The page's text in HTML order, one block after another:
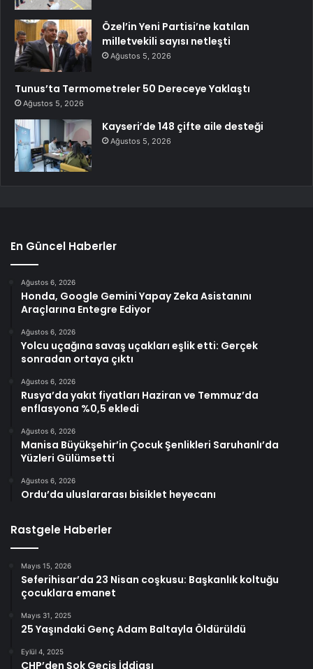
Özel’in Yeni Partisi’ne katılan
milletvekili sayısı netleşti
Ağustos 5, 2026
Tunus’ta Termometreler 50 Dereceye Yaklaştı
Ağustos 5, 2026
Kayseri’de 148 çifte aile desteği
Ağustos 5, 2026
En Güncel Haberler
Ağustos 6, 2026
Honda, Google Gemini Yapay Zeka Asistanını
Araçlarına Entegre Ediyor
Ağustos 6, 2026
Yolcu uçağına savaş uçakları eşlik etti: Gerçek
sonradan ortaya çıktı
Ağustos 6, 2026
Rusya’da yakıt fiyatları Haziran ve Temmuz’da
enflasyona %0,5 ekledi
Ağustos 6, 2026
Manisa Büyükşehir’in Çocuk Şenlikleri Saruhanlı’da
Yüzleri Gülümsetti
Ağustos 6, 2026
Ordu’da uluslararası bisiklet heyecanı
Rastgele Haberler
Mayıs 15, 2026
Seferihisar’da 23 Nisan coşkusu: Başkanlık koltuğu
çocuklara emanet
Mayıs 31, 2025
25 Yaşındaki Genç Adam Baltayla Öldürüldü
Eylül 4, 2025
CHP’den Şok Geçiş İddiası